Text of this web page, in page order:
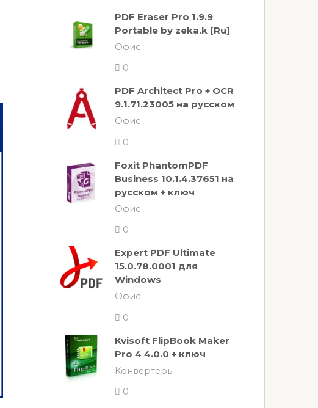
PDF Eraser Pro 1.9.9
Portable by zeka.k [Ru]
Офис
0
PDF Architect Pro + OCR
9.1.71.23005 на русском
Офис
0
Foxit PhantomPDF
Business 10.1.4.37651 на
русском + ключ
Офис
0
Expert PDF Ultimate
15.0.78.0001 для
Windows
Офис
0
Kvisoft FlipBook Maker
Pro 4 4.0.0 + ключ
Конвертеры
0